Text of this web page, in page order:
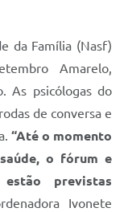
da Família (Nasf)
Amarelo,
As psicólogas do
de conversa e
“Até o momento
o fórum e
previstas
Ivonete